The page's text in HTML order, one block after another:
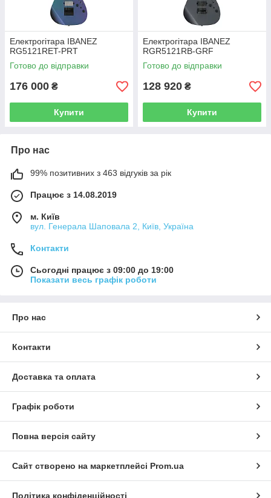
Електрогітара IBANEZ
RG5121RET-PRT
Готово до відправки
176 000 ₴
Купити
Електрогітара IBANEZ
RGR5121RB-GRF
Готово до відправки
128 920 ₴
Купити
Про нас
99% позитивних з 463 відгуків за рік
Працює з 14.08.2019
м. Київ
вул. Генерала Шаповала 2, Київ, Україна
Контакти
Сьогодні працює з 09:00 до 19:00
Показати весь графік роботи
Про нас
Контакти
Доставка та оплата
Графік роботи
Повна версія сайту
Сайт створено на маркетплейсі Prom.ua
Політика конфіденційності